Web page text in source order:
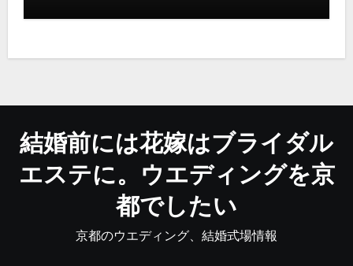
結婚前には花嫁はブライダル
エステに。ウエディングを京
都でしたい
京都のウエディング、結婚式場情報